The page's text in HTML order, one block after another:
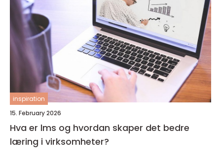
inspiration
15. February 2026
Hva er lms og hvordan skaper det bedre
læring i virksomheter?